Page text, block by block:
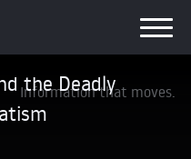
Information that moves.
the Deadly